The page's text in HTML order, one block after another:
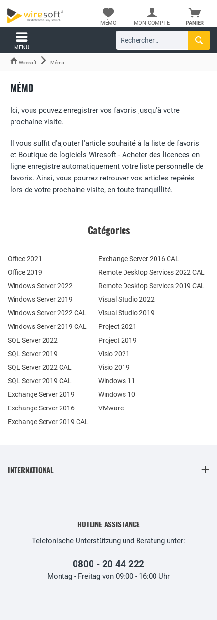
PANIER
MÉMO MON COMPTE
MENU
Wiresoft Mémo
MÉMO
Ici, vous pouvez enregistrer vos favoris jusqu'à votre
prochaine visite.
Il vous suffit d'ajouter l'article souhaité à la liste de favoris
et Boutique de logiciels Wiresoft - Acheter des licences en
ligne enregistre automatiquement votre liste personnelle de
favoris. Ainsi, vous pourrez retrouver vos articles repérés
lors de votre prochaine visite, en toute tranquillité.
Catégories
Office 2021
Office 2019
Windows Server 2022
Windows Server 2019
Exchange Server 2019
Exchange Server 2016
SQL Server 2022
SQL Server 2019
Windows Server 2022 CAL
Windows Server 2019 CAL
SQL Server 2022 CAL
SQL Server 2019 CAL
Remote Desktop Services 2022 CAL
Remote Desktop Services 2019 CAL
Exchange Server 2019 CAL
Exchange Server 2016 CAL
Visual Studio 2022
Visual Studio 2019
Project 2021
Project 2019
Visio 2021
Visio 2019
Windows 11
Windows 10
VMware
INTERNATIONAL
HOTLINE ASSISTANCE
Telefonische Unterstützung und Beratung unter:
0800 - 20 44 222
Montag - Freitag von 09:00 - 16:00 Uhr